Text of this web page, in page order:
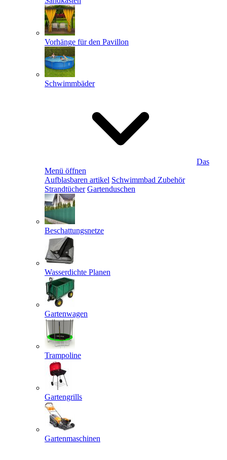
Vorhänge für den Pavillon
Schwimmbäder
Das
Menü öffnen
Aufblasbaren artikel Schwimmbad Zubehör
Strandtücher Gartenduschen
Beschattungsnetze
Wasserdichte Planen
Gartenwagen
Trampoline
Gartengrills
Gartenmaschinen